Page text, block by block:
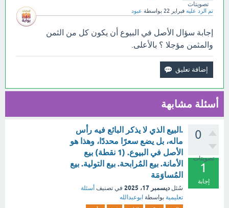
تصويتات
تم الرد عليه فبراير 22 بواسطة عبود
إجابة سؤال الأصل في البيوع أن يكون كل من الثمن
والمثمن مؤجلا ؟ بالأعلى.
أسئلة مشابهة
0
تصويتات
1
إجابة
.البيع الذي لا يذكر البائع فيه رأس
ماله، بل يضع سعرًا محددًا، وهذا هو
الأصل في البيوع. (1 نقطة) بيع
الأمانة. بيع المُرابحة. بيع التولية. بيع
المُساوَمَة
سُئل ديسمبر 17، 2025 في تصنيف أسئلة
تعليمية بواسطة ابوعبدالله